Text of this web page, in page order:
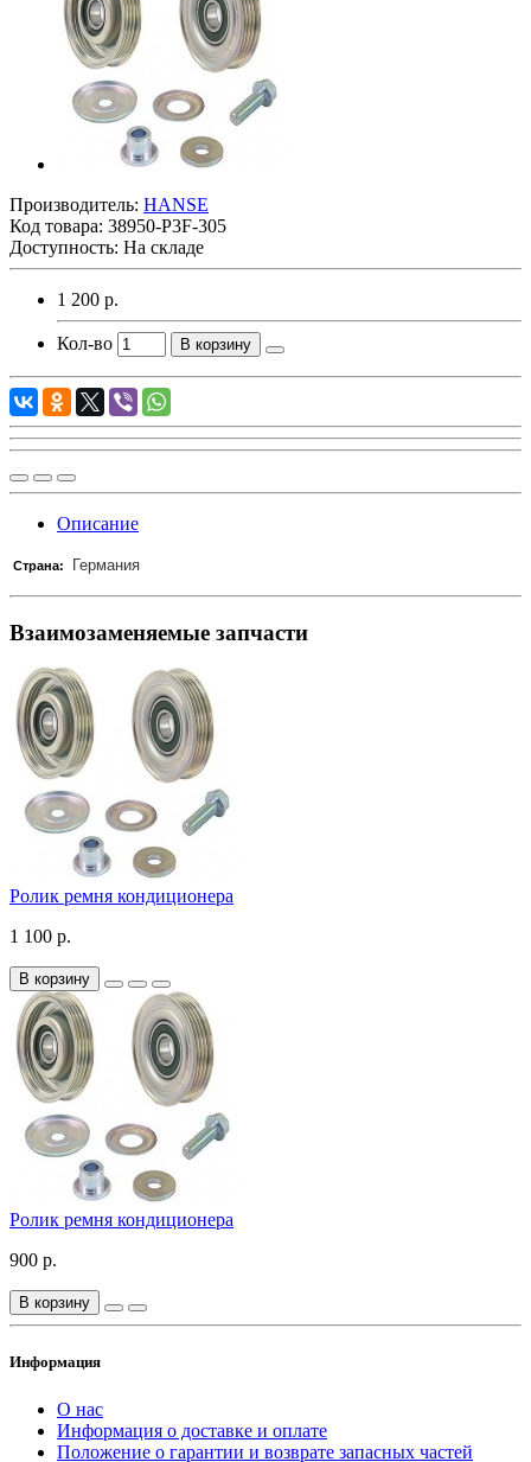
Производитель: HANSE
Код товара: 38950-P3F-305
Доступность: На складе
1 200 р.
Кол-во В корзину
Описание
Страна: Германия
Взаимозаменяемые запчасти
Ролик ремня кондиционера
1 100 р.
В корзину
Ролик ремня кондиционера
900 р.
В корзину
Информация
О нас
Информация о доставке и оплате
Положение о гарантии и возврате запасных частей